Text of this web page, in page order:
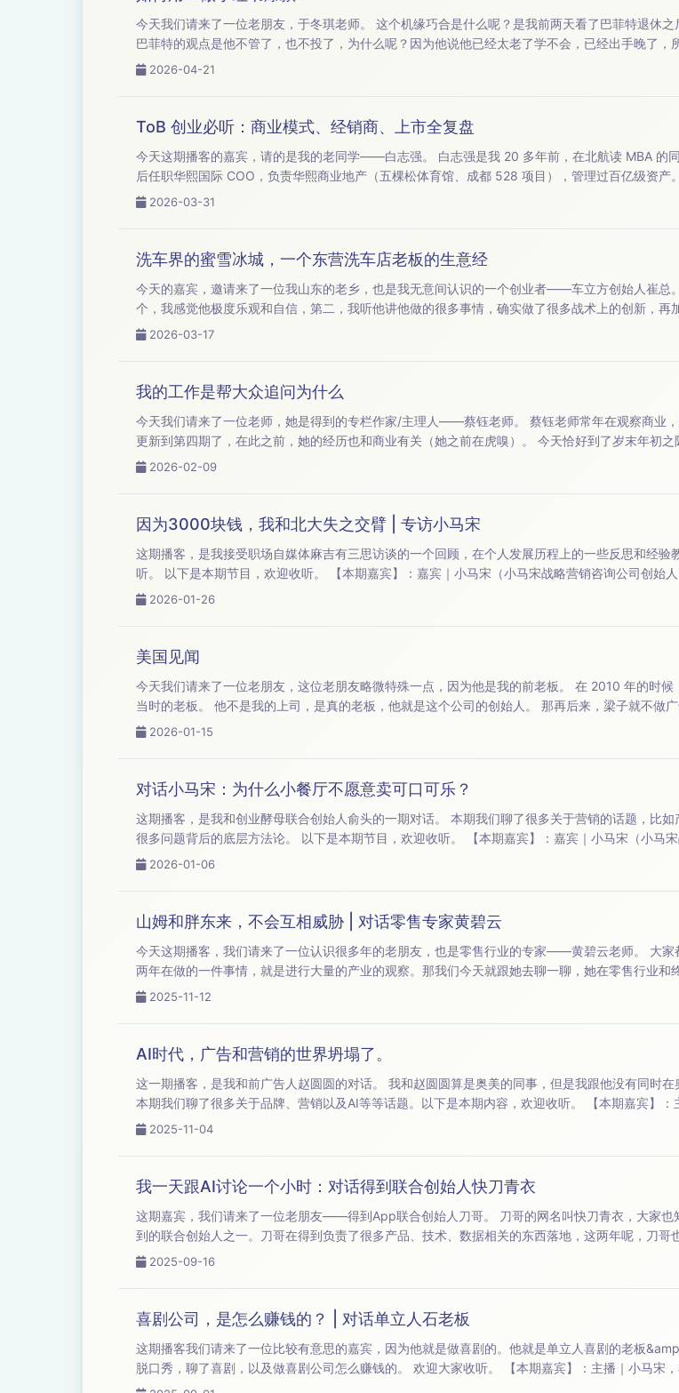
今天我们请来了一位老朋友，于冬琪老师。 这个机缘巧合是什么呢？是我前两天看了巴菲特退休之后，第一场公开接受采访中，他聊到了AI。 当然
巴菲特的观点是他不管了，也不投了，为什么呢？因为他说他已经太老了学不会，已经出手晚了，所以不投。 但我看了看，我比巴菲
2026-04-21
ToB 创业必听：商业模式、经销商、上市全复盘
今天这期播客的嘉宾，请的是我的老同学——白志强。 白志强是我 20 多年前，在北航读 MBA 的同学。 他的个人经历，先是在和君咨询做合伙人，
后任职华熙国际 COO，负责华熙商业地产（五棵松体育馆、成都 528 项目），管理过百亿级资产
市，而且是行业的第一名，（2016 年初创办水处理材料企业，主营反渗透膜相关材料，主打进口
2026-03-31
洗车界的蜜雪冰城，一个东营洗车店老板的生意经
今天的嘉宾，邀请来了一位我山东的老乡，也是我无意间认识的一个创业者——车立方创始人崔总。 为什么请他来呢？ 我觉得崔总很有意思。 第一
个，我感觉他极度乐观和自信，第二，我听他讲他做的很多事情，确实做了很多战术上的创新，再
2026-03-17
我的工作是帮大众追问为什么
今天我们请来了一位老师，她是得到的专栏作家/主理人——蔡钰老师。 蔡钰老师常年在观察商业，她在得到的商业观察栏目《蔡钰·商业参考》已经
更新到第四期了，在此之前，她的经历也和商业有关（她之前在虎嗅）。 今天恰好到了岁末年初之际，我们和蔡钰老师来聊一聊，这一年来和商业有
2026-02-09
因为3000块钱，我和北大失之交臂 | 专访小马宋
这期播客，是我接受职场自媒体麻吉有三思访谈的一个回顾，在个人发展历程上的一些反思和经
听。 以下是本期节目，欢迎收听。 【本期嘉宾】：嘉宾｜小马宋（小马宋战略营销咨询公司创始人） 嘉宾 | 麻 &nbsp;&nbsp;吉（前36氪运营总
2026-01-26
美国见闻
今天我们请来了一位老朋友，这位老朋友略微特殊一点，因为他是我的前老板。 在 2010 年的时候，我在一家社交媒体公司做创意总监，梁子就是我
当时的老板。 他不是我的上司，是真的老板，他就是这个公司的创始人。 那再后来，梁子就不做广告行业了。 他在美国待过比较长的时间。 最近有
2026-01-15
对话小马宋：为什么小餐厅不愿意卖可口可乐？
这期播客，是我和创业酵母联合创始人俞头的一期对话。 本期我们聊了很多关于营销的话题，比如产品、渠道、传播、推广等等话题，也深入探讨了
很多问题背后的底层方法论。 以下是本期节目，欢迎收听。 【本期嘉宾】：嘉宾｜小马宋（小马宋战略营销咨询公司创始人） 嘉宾 | 俞朝翎（创业
2026-01-06
山姆和胖东来，不会互相威胁 | 对话零售专家黄碧云
今天这期播客，我们请来了一位认识很多年的老朋友，也是零售行业的专家——黄碧云老师。 大家都知道，终端改革已经天翻地覆了，黄碧云老师这
两年在做的一件事情，就是进行大量的产业的观察。那我们今天就跟她去聊一聊，她在零售行业和
2025-11-12
AI时代，广告和营销的世界坍塌了。
这一期播客，是我和前广告人赵圆圆的对话。 我和赵圆圆算是奥美的同事，但是我跟他没有同时在奥美，后来他去了阿里，也是阿里前直播负责人。
本期我们聊了很多关于品牌、营销以及AI等等话题。以下是本期内容，欢迎收听。 【本期嘉宾】：主播｜小马宋（小马宋战略营销咨询公司创始人）
2025-11-04
我一天跟AI讨论一个小时：对话得到联合创始人快刀青衣
这期嘉宾，我们请来了一位老朋友——得到App联合创始人刀哥。 刀哥的网名叫快刀青衣，大家也知道，小马宋的第一个客户是得到，那刀哥就是得
到的联合创始人之一。刀哥在得到负责了很多产品、技术、数据相关的东西落地，这两年呢，刀哥也做了很多跟AI
2025-09-16
喜剧公司，是怎么赚钱的？ | 对话单立人石老板
这期播客我们请来了一位比较有意思的嘉宾，因为他就是做喜剧的。他就是单立人喜剧的老板&amp;创始人——石老板。
脱口秀，聊了喜剧，以及做喜剧公司怎么赚钱的。 欢迎大家收听。 【本期嘉宾】：主播｜小马宋，小马宋战略营销咨询公司创始人 嘉宾 | 石介甫，